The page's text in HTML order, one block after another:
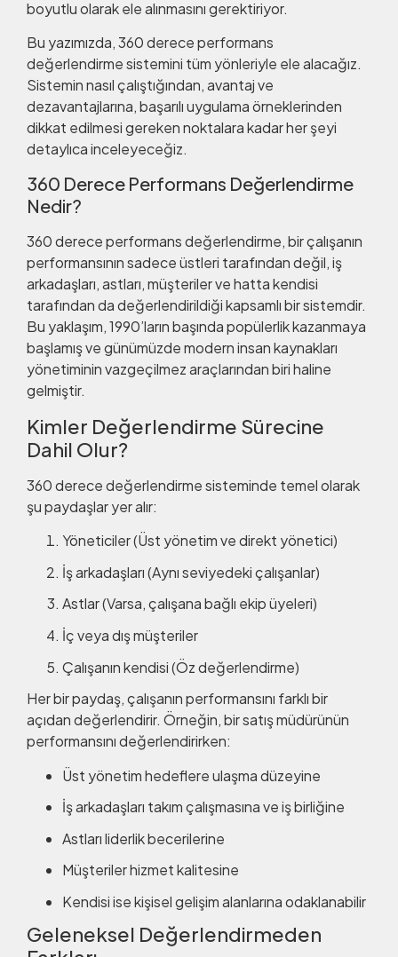
boyutlu olarak ele alınmasını gerektiriyor.
Bu yazımızda, 360 derece performans
değerlendirme sistemini tüm yönleriyle ele alacağız.
Sistemin nasıl çalıştığından, avantaj ve
dezavantajlarına, başarılı uygulama örneklerinden
dikkat edilmesi gereken noktalara kadar her şeyi
detaylıca inceleyeceğiz.
360 Derece Performans Değerlendirme
Nedir?
360 derece performans değerlendirme, bir çalışanın
performansının sadece üstleri tarafından değil, iş
arkadaşları, astları, müşteriler ve hatta kendisi
tarafından da değerlendirildiği kapsamlı bir sistemdir.
Bu yaklaşım, 1990’ların başında popülerlik kazanmaya
başlamış ve günümüzde modern insan kaynakları
yönetiminin vazgeçilmez araçlarından biri haline
gelmiştir.
Kimler Değerlendirme Sürecine
Dahil Olur?
360 derece değerlendirme sisteminde temel olarak
şu paydaşlar yer alır:
Yöneticiler (Üst yönetim ve direkt yönetici)
İş arkadaşları (Aynı seviyedeki çalışanlar)
Astlar (Varsa, çalışana bağlı ekip üyeleri)
İç veya dış müşteriler
Çalışanın kendisi (Öz değerlendirme)
Her bir paydaş, çalışanın performansını farklı bir
açıdan değerlendirir. Örneğin, bir satış müdürünün
performansını değerlendirirken:
Üst yönetim hedeflere ulaşma düzeyine
İş arkadaşları takım çalışmasına ve iş birliğine
Astları liderlik becerilerine
Müşteriler hizmet kalitesine
Kendisi ise kişisel gelişim alanlarına odaklanabilir
Geleneksel Değerlendirmeden